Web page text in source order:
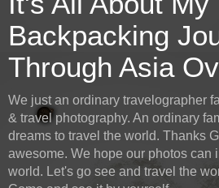
Backpacking
Through Asia
We just an ordinary travelographer
& travel photography. An ordinary
dreams to travel the world. Thanks
awesome. We hope our photos can
world. Let's go see and travel the